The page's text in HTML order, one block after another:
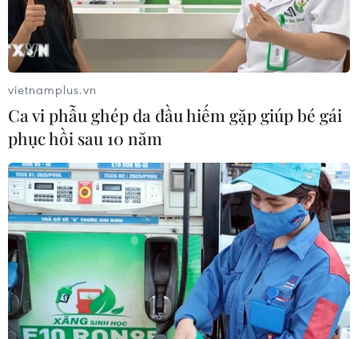
06/08/2026 08:07
Cà Mau triển khai đợt cao điểm
chống khai thác IUU
06/08/2026 07:25
Hàn Quốc mở rộng điều tra nghi vấn
thông đồng giá sang ngành hóa dầu
06/08/2026 06:56
Kim ngạch thương mại
song phương giữa hai nước Việt Nam
và Thái Lan
vietnamplus.vn
Ca vi phẫu ghép da đầu hiếm gặp giúp bé gái
phục hồi sau 10 năm